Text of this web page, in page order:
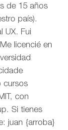
de 15 años
país).
UX. Fui
licencié en
cursos
con
Si tienes
juan {arroba}